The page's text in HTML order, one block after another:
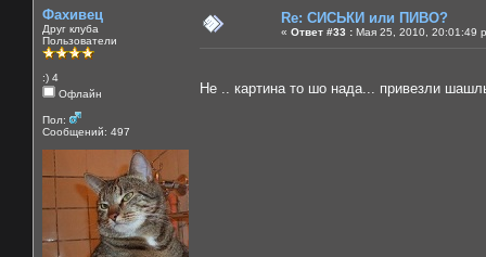
Фахивец
Друг клуба
Пользователи
:) 4
Офлайн
Пол:
Сообщений: 497
Re: СИСЬКИ или ПИВО?
« Ответ #33 : Мая 25, 2010, 20:01:49
Не .. картина то шо нада... привезли